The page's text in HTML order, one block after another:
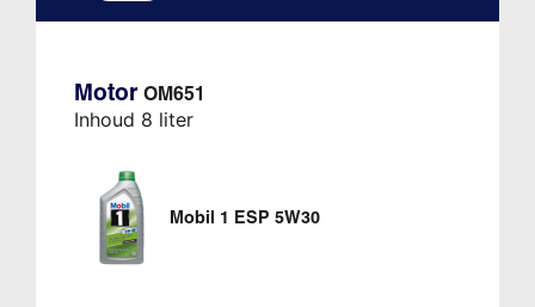
Motor OM651
Inhoud 8 liter
Mobil 1 ESP 5W30